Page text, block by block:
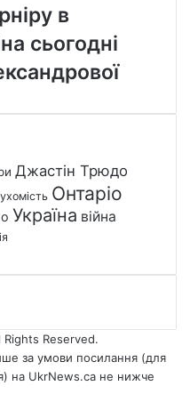
в
сьогодні
Джастін Трюдо
Онтаріо
Україна війна
Reserved.
за умови посилання (для
на UkrNews.ca не нижче